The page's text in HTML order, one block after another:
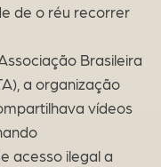
de o réu recorrer
Brasileira
a organização
vídeos
acesso ilegal a